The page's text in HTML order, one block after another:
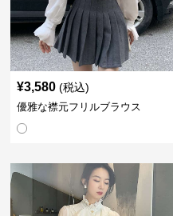
¥3,580 (税込)
優雅な襟元フリルブラウス